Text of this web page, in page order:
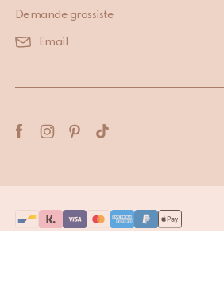
Demande grossiste
Email